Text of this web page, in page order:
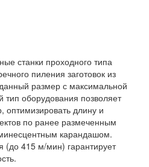
станки проходного типа
пиления заготовок из
размер с максимальной
оборудования позволяет
оптимизировать длину и
по ранее размеченным
карандашом.
(до 415 м/мин) гарантирует